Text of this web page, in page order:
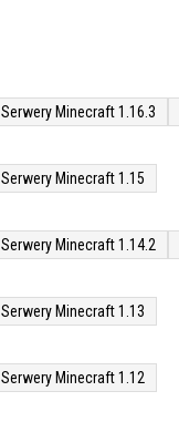
Serwery Minecraft 1.16.3
Serwery Minecraft 1.15
Serwery Minecraft 1.14.2
Serwery Minecraft 1.13
Serwery Minecraft 1.12